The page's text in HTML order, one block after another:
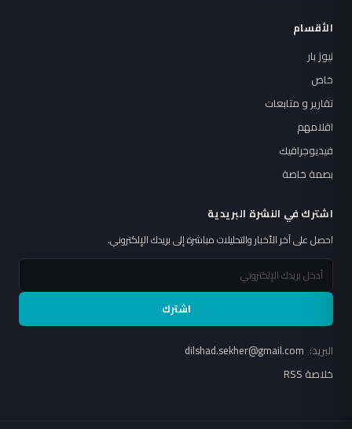
الأقسام
نيوز بار
خاص
تقارير و متابعات
اقلامهم
فيديوجرافيك
بصمة خاصة
اشترك في النشرة البريدية
احصل على آخر الأخبار والتحليلات مباشرة إلى بريدك الإلكتروني.
اشترك
البريد:
خلاصة RSS